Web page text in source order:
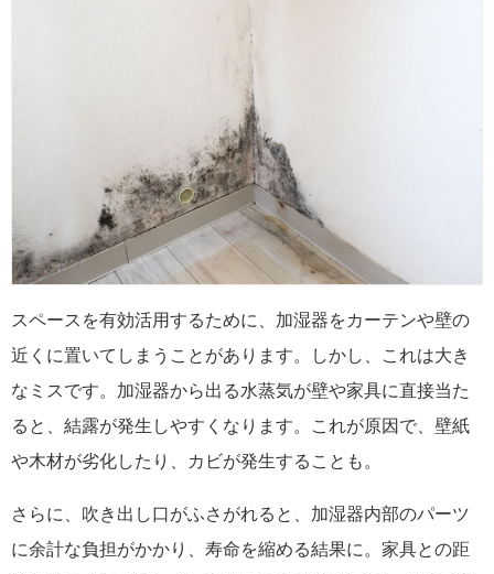
スペースを有効活用するために、加湿器をカーテンや壁の
近くに置いてしまうことがあります。しかし、これは大き
なミスです。加湿器から出る水蒸気が壁や家具に直接当た
ると、結露が発生しやすくなります。これが原因で、壁紙
や木材が劣化したり、カビが発生することも。
さらに、吹き出し口がふさがれると、加湿器内部のパーツ
に余計な負担がかかり、寿命を縮める結果に。家具との距